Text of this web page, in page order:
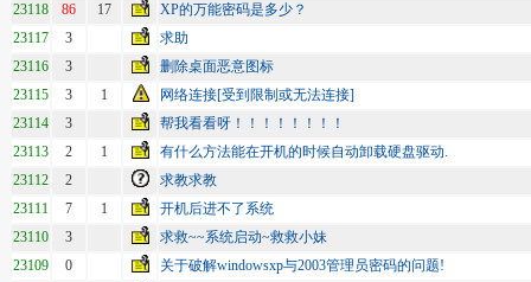
23118
86 17
XP的万能密码是多少？
23117
3
求助
23116
3
删除桌面恶意图标
23115
3 1
网络连接[受到限制或无法连接]
23114
3
帮我看看呀！！！！！！！！
23113
2 1
有什么方法能在开机的时候自动卸载硬盘驱动.
23112
2
求教求教
23111
7 1
开机后进不了系统
23110
3
求救~~系统启动~救救小妹
23109
0
关于破解windowsxp与2003管理员密码的问题!